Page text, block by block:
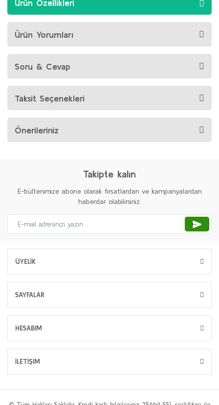
Ürün Özellikleri
Ürün Yorumları
Soru & Cevap
Taksit Seçenekleri
Önerileriniz
Takipte kalın
E-bültenimize abone olarak fırsatlardan ve kampanyalardan
haberdar olabilirsiniz.
ÜYELİK
SAYFALAR
HESABIM
İLETİŞİM